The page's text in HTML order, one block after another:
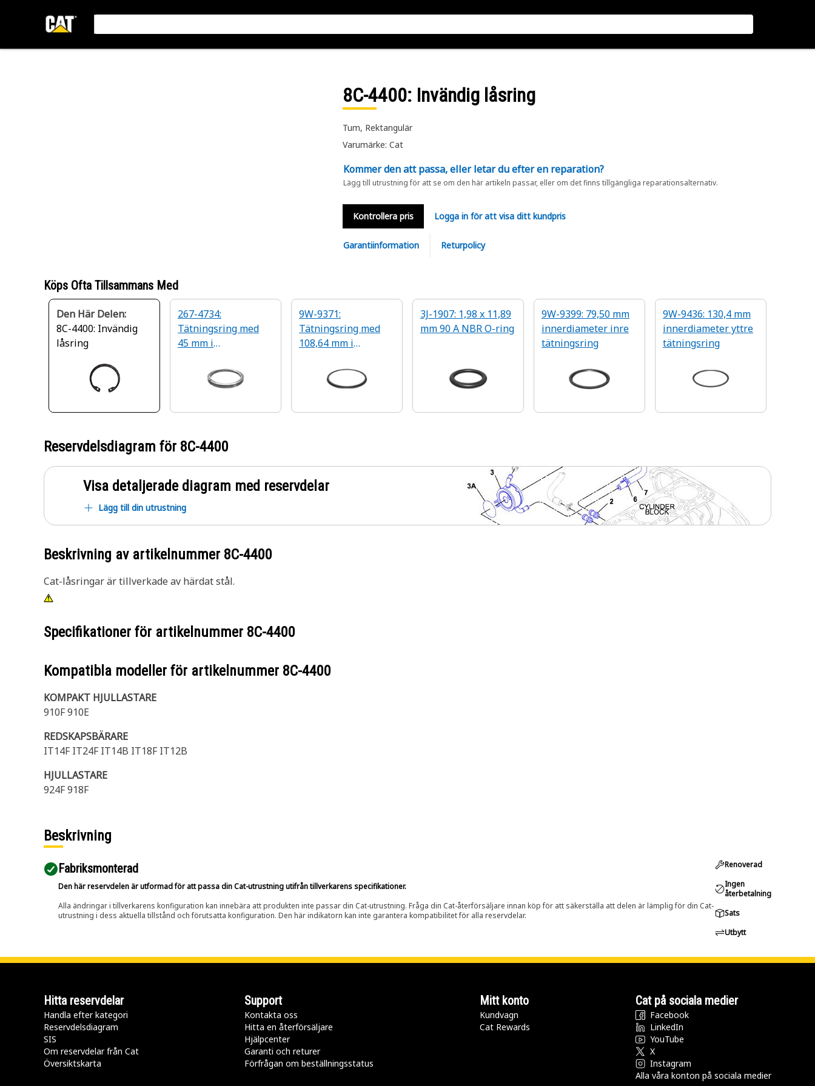
8C-4400: Invändig låsring
Tum, Rektangulär
Varumärke: Cat
Kommer den att passa, eller letar du efter en reparation?
Lägg till utrustning för att se om den här artikeln passar, eller om det finns tillgängliga reparationsalternativ.
Kontrollera pris Logga in för att visa ditt kundpris
Garantiinformation Returpolicy
Köps Ofta Tillsammans Med
Den Här Delen:
8C-4400: Invändig
låsring
267-4734:
Tätningsring med
45 mm i
9W-9371:
Tätningsring med
108,64 mm i
3J-1907: 1,98 x 11,89
mm 90 A NBR O-ring
9W-9399: 79,50 mm
innerdiameter inre
tätningsring
9W-9436: 130,4 mm
innerdiameter yttre
tätningsring
Reservdelsdiagram för 8C-4400
Visa detaljerade diagram med reservdelar
Lägg till din utrustning
Beskrivning av artikelnummer 8C-4400
Cat-låsringar är tillverkade av härdat stål.
Specifikationer för artikelnummer 8C-4400
Kompatibla modeller för artikelnummer 8C-4400
KOMPAKT HJULLASTARE
910F 910E
REDSKAPSBÄRARE
IT14F IT24F IT14B IT18F IT12B
HJULLASTARE
924F 918F
Beskrivning
Fabriksmonterad
Den här reservdelen är utformad för att passa din Cat-utrustning utifrån tillverkarens specifikationer.
Alla ändringar i tillverkarens konfiguration kan innebära att produkten inte passar din Cat-utrustning. Fråga din Cat-återförsäljare innan köp för att säkerställa att delen är lämplig för din Cat-
utrustning i dess aktuella tillstånd och förutsatta konfiguration. Den här indikatorn kan inte garantera kompatibilitet för alla reservdelar.
Renoverad
Ingen
återbetalning
Sats
Utbytt
Hitta reservdelar
Handla efter kategori
Reservdelsdiagram
SIS
Om reservdelar från Cat
Översiktskarta
Support
Kontakta oss
Hitta en återförsäljare
Hjälpcenter
Garanti och returer
Förfrågan om beställningsstatus
Mitt konto
Kundvagn
Cat Rewards
Cat på sociala medier
Facebook
LinkedIn
YouTube
X
Instagram
Alla våra konton på sociala medier